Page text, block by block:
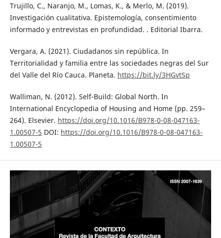
Trujillo, C., Naranjo, M., Lomas, K., & Merlo, M. (2019).
Investigación cualitativa. Epistemología, consentimiento
informado y entrevistas en profundidad. . Editorial Ibarra.
Vergara, A. (2021). Ciudadanos sin república. In
Territorialidad y familia entre las sociedades negras del Sur
del Valle del Río Cauca. Planeta. https://bit.ly/3HGvtSp
Walliman, N. (2012). Self-Build: Global North. In
International Encyclopedia of Housing and Home (pp. 259–
264). Elsevier. https://doi.org/10.1016/B978-0-08-047163-
1.00507-5 DOI: https://doi.org/10.1016/B978-0-08-047163-
1.00507-5